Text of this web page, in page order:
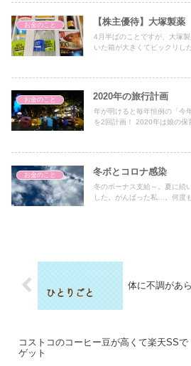
お金のこと 【株主優待】大塚製薬
4月半ばのことですが、大塚
いた箱が大きくてビックリし
お金のこと 2020年の旅行計画
年が明けると毎年恒例の「今
を2回計画！ 2020年は娘の保
お金のこと 冬ボとコロナ感染
冬のボーナス支給～。夏に続
した。がんばった私…。何度
体に不調があ
コストコのコーヒー豆が高くて楽天SSで
ゲット